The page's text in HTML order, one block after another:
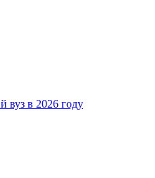
вуз в 2026 году